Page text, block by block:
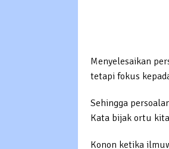
Menyelesaikan
tetapi fokus
Sehingga
Kata bijak ortu
Konon ketika